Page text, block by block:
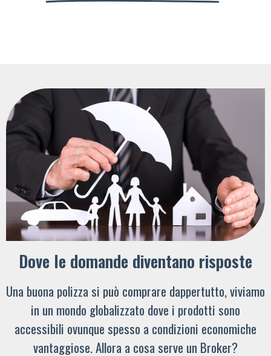
Dove le domande diventano risposte
Una buona polizza si può comprare dappertutto, viviamo
in un mondo globalizzato dove i prodotti sono
accessibili ovunque spesso a condizioni economiche
vantaggiose. Allora a cosa serve un Broker?